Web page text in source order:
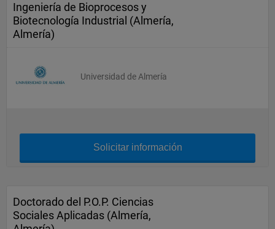
Ingeniería de Bioprocesos y
Biotecnología Industrial (Almería,
Almería)
Universidad de Almería
Solicitar información
Doctorado del P.O.P. Ciencias
Sociales Aplicadas (Almería,